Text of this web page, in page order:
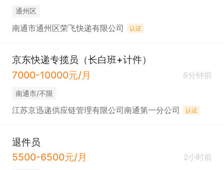
通州区
南通市通州区荣飞快递有限公司 认证
京东快递专揽员（长白班+计件）
7000-10000元/月
8分钟前
南通市/不限
江苏京迅递供应链管理有限公司南通第一分公司 认证
退件员
5500-6500元/月
2小时前